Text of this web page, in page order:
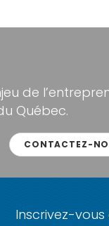
de
Québec.
CONTACTEZ-
Inscrivez-